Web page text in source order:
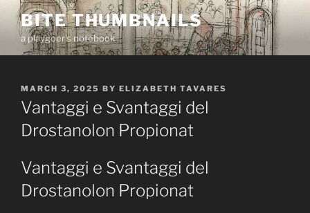
Skip
content
BITE THUMBNAILS
a playgoer's notebook
POSTED
ON
MARCH 3, 2025 BY ELIZABETH TAVARES
Vantaggi e Svantaggi del
Drostanolon Propionat
Vantaggi e Svantaggi del
Drostanolon Propionat